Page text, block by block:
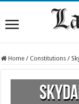
Home / Constitutions /